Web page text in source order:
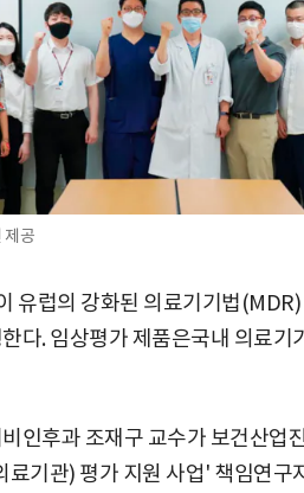
제공
유럽의 강화된 의료기기법
다. 임상평가 제품은국내 의료기
인후과 조재구 교수가 보건산업
료기관) 평가 지원 사업' 책임연구